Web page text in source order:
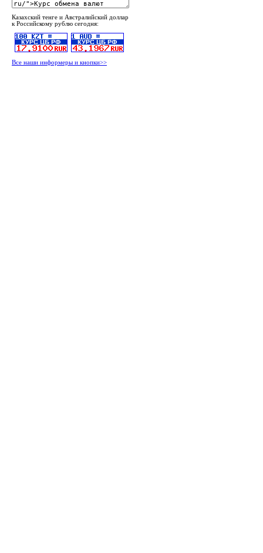
Казахский тенге и Австралийский доллар
к Российскому рублю сегодня:
Все наши информеры и кнопки>>